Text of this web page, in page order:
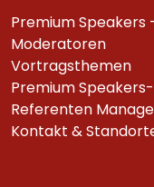
Premium Speakers
Moderatoren
Vortragsthemen
Premium
Referenten
Kontakt &